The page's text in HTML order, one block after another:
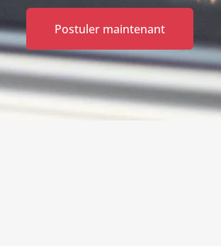
Postuler maintenant